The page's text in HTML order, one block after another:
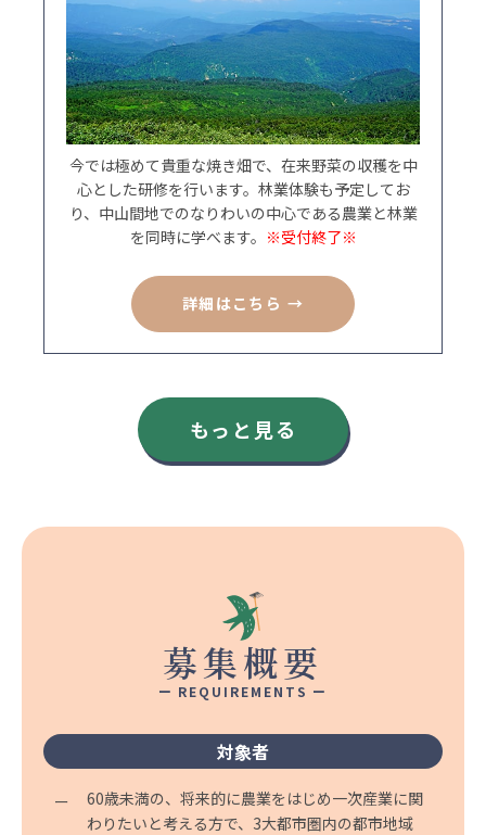
今では極めて貴重な焼き畑で、在来野菜の収穫を中
心とした研修を行います。林業体験も予定してお
り、中山間地でのなりわいの中心である農業と林業
を同時に学べます。 ※受付終了※
詳細はこちら →
もっと見る
募集概要
ー REQUIREMENTS ー
対象者
60歳未満の、将来的に農業をはじめ一次産業に関
わりたいと考える方で、3大都市圏内の都市地域